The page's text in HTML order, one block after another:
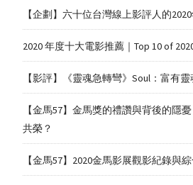
【企劃】六十位台灣線上影評人的
2020 年度十大電影推薦｜Top 10 of
【影評】《靈魂急轉彎》Soul：富有
【金馬57】金馬獎的禮讚與背後的隱
共榮？
【金馬57】2020金馬影展觀影紀錄與